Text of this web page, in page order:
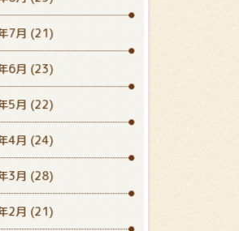
7月 (21)
6月 (23)
5月 (22)
4月 (24)
3月 (28)
2月 (21)